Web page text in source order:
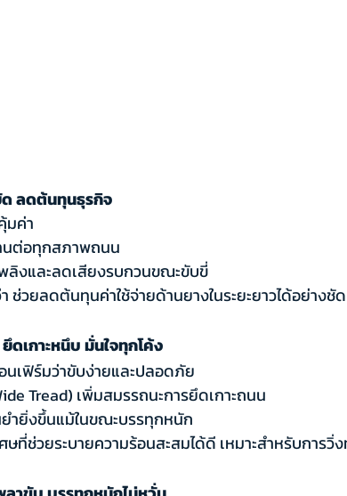
ด ลดต้นทุนธุรกิจ
มค่า
นต่อทุกสภาพถนน
ลิงและลดเสียงรบกวนขณะขับขี่
ช่วยลดต้นทุนค่าใช้จ่ายด้านยางในระยะยาวได้อย่างชั
ดเกาะหนึบ มั่นใจทุกโค้ง
เฟิร์มว่าขับง่ายและปลอดภัย
Tread) เพิ่มสมรรถนะการยึดเกาะถนน
ำยิ่งขึ้นแม้ในขณะบรรทุกหนัก
ช่วยระบายความร้อนสะสมได้ดี เหมาะสำหรับการวิ่ง